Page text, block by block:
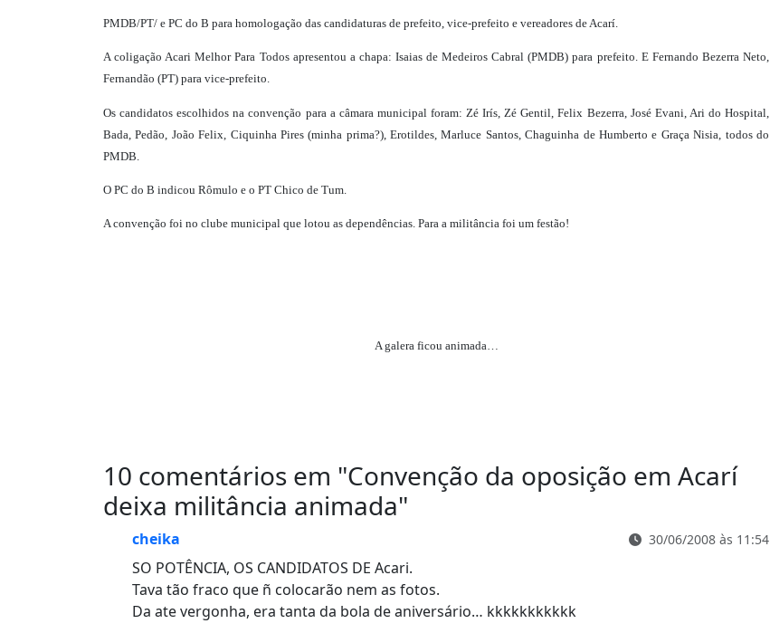
PMDB/PT/ e PC do B para homologação das candidaturas de prefeito, vice-prefeito e vereadores de Acarí.
A coligação Acari Melhor Para Todos apresentou a chapa: Isaias de Medeiros Cabral (PMDB) para prefeito. E Fernando Bezerra Neto,
Fernandão (PT) para vice-prefeito.
Os candidatos escolhidos na convenção para a câmara municipal foram: Zé Irís, Zé Gentil, Felix Bezerra, José Evani, Ari do Hospital,
Bada, Pedão, João Felix, Ciquinha Pires (minha prima?), Erotildes, Marluce Santos, Chaguinha de Humberto e Graça Nisia, todos do
PMDB.
O PC do B indicou Rômulo e o PT Chico de Tum.
A convenção foi no clube municipal que lotou as dependências. Para a militância foi um festão!
A galera ficou animada…
10 comentários em "Convenção da oposição em Acarí
deixa militância animada"
cheika 30/06/2008 às 11:54
SO POTÊNCIA, OS CANDIDATOS DE Acari.
Tava tão fraco que ñ colocarão nem as fotos.
Da ate vergonha, era tanta da bola de aniversário… kkkkkkkkkkk